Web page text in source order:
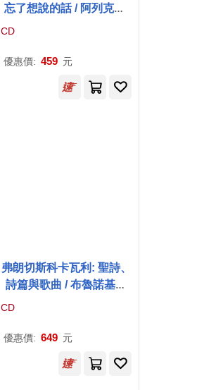
忘了想說的話 / 阿列克謝.
盧比莫夫(Valentin Silvest
shed to Say / Lubimov,
ko)
CD
優惠價: 459 元
弗朗切斯科卡瓦利: 聖詩、
詩篇與歌曲 / 布魯諾基尼
(指揮) / 克雷馬克勞迪奧蒙
co Cavalli Hymns, Psal
ni (conductor) / Coro &
CD
優惠價: 649 元